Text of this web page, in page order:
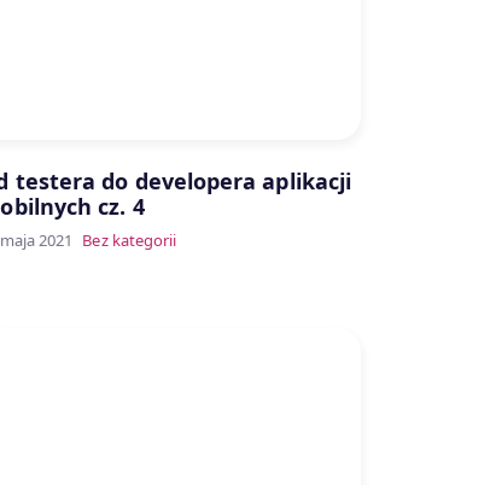
testera do developera aplikacji
cz. 4
2021 Bez kategorii